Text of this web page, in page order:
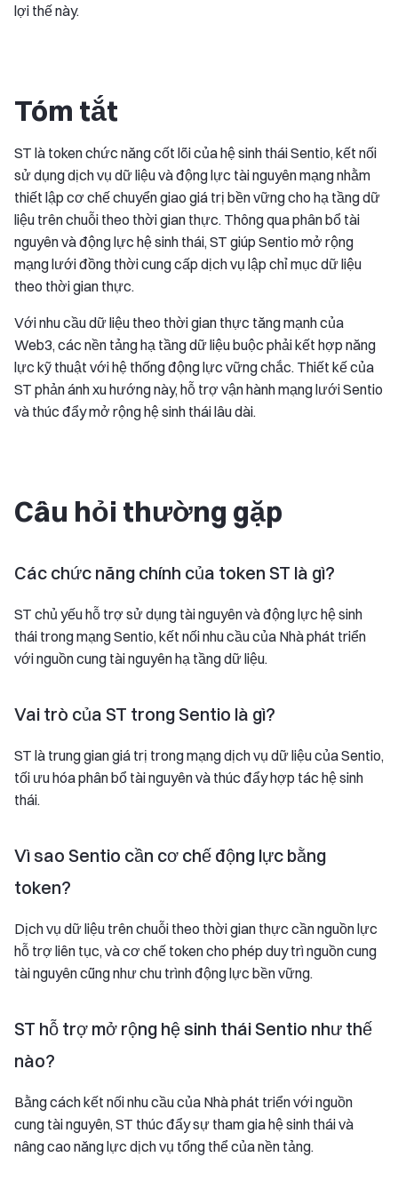
lợi thế này.
Tóm tắt
ST là token chức năng cốt lõi của hệ sinh thái Sentio, kết nối
sử dụng dịch vụ dữ liệu và động lực tài nguyên mạng nhằm
thiết lập cơ chế chuyển giao giá trị bền vững cho hạ tầng dữ
liệu trên chuỗi theo thời gian thực. Thông qua phân bổ tài
nguyên và động lực hệ sinh thái, ST giúp Sentio mở rộng
mạng lưới đồng thời cung cấp dịch vụ lập chỉ mục dữ liệu
theo thời gian thực.
Với nhu cầu dữ liệu theo thời gian thực tăng mạnh của
Web3, các nền tảng hạ tầng dữ liệu buộc phải kết hợp năng
lực kỹ thuật với hệ thống động lực vững chắc. Thiết kế của
ST phản ánh xu hướng này, hỗ trợ vận hành mạng lưới Sentio
và thúc đẩy mở rộng hệ sinh thái lâu dài.
Câu hỏi thường gặp
Các chức năng chính của token ST là gì?
ST chủ yếu hỗ trợ sử dụng tài nguyên và động lực hệ sinh
thái trong mạng Sentio, kết nối nhu cầu của Nhà phát triển
với nguồn cung tài nguyên hạ tầng dữ liệu.
Vai trò của ST trong Sentio là gì?
ST là trung gian giá trị trong mạng dịch vụ dữ liệu của Sentio,
tối ưu hóa phân bổ tài nguyên và thúc đẩy hợp tác hệ sinh
thái.
Vì sao Sentio cần cơ chế động lực bằng
token?
Dịch vụ dữ liệu trên chuỗi theo thời gian thực cần nguồn lực
hỗ trợ liên tục, và cơ chế token cho phép duy trì nguồn cung
tài nguyên cũng như chu trình động lực bền vững.
ST hỗ trợ mở rộng hệ sinh thái Sentio như thế
nào?
Bằng cách kết nối nhu cầu của Nhà phát triển với nguồn
cung tài nguyên, ST thúc đẩy sự tham gia hệ sinh thái và
nâng cao năng lực dịch vụ tổng thể của nền tảng.